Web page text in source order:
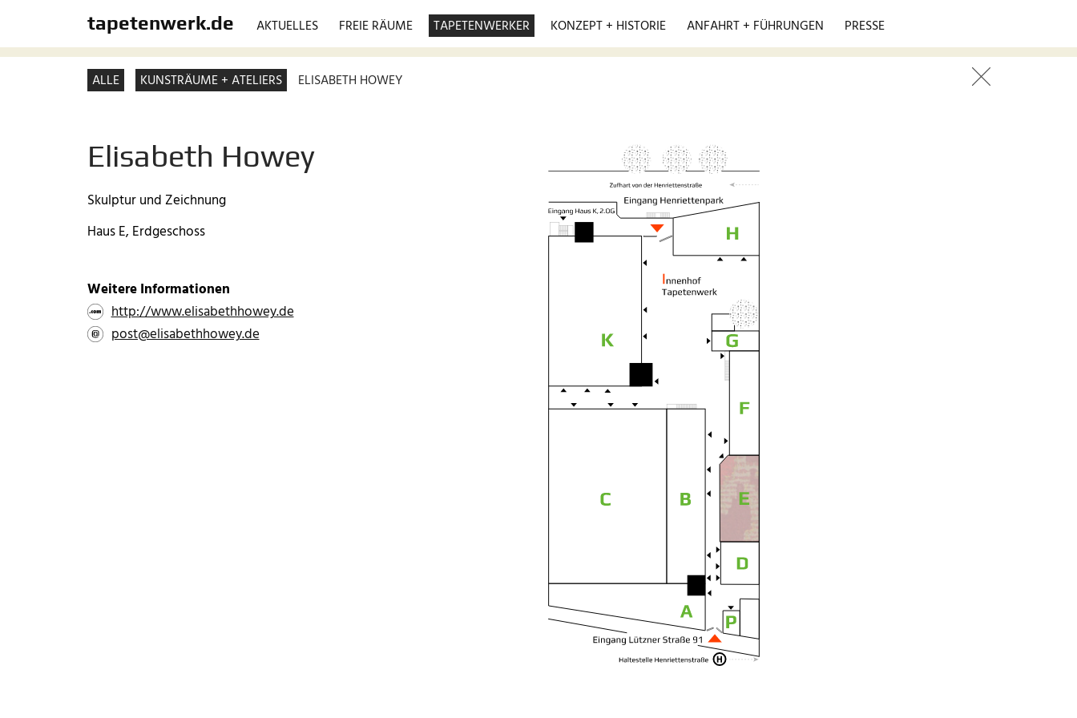
tapetenwerk.de AKTUELLES FREIE RÄUME TAPETENWERKER KONZEPT + HISTORIE ANFAHRT + FÜHRUNGEN PRESSE
ALLE KUNSTRÄUME + ATELIERS ELISABETH HOWEY
Elisabeth Howey
Skulptur und Zeichnung
Haus E, Erdgeschoss
Weitere Informationen
http://www.elisabethhowey.de
post@elisabethhowey.de